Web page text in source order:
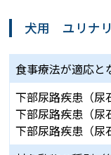
犬用 ユリナ
食事療法が適応と
下部尿路疾患（尿
下部尿路疾患（尿
下部尿路疾患（尿